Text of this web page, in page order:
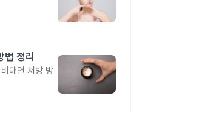
정리
대면 처방 방